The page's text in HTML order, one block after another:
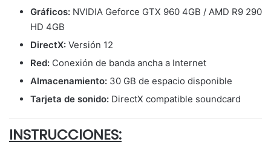
Gráficos: NVIDIA Geforce GTX 960 4GB / AMD R9 290
HD 4GB
DirectX: Versión 12
Red: Conexión de banda ancha a Internet
Almacenamiento: 30 GB de espacio disponible
Tarjeta de sonido: DirectX compatible soundcard
INSTRUCCIONES: